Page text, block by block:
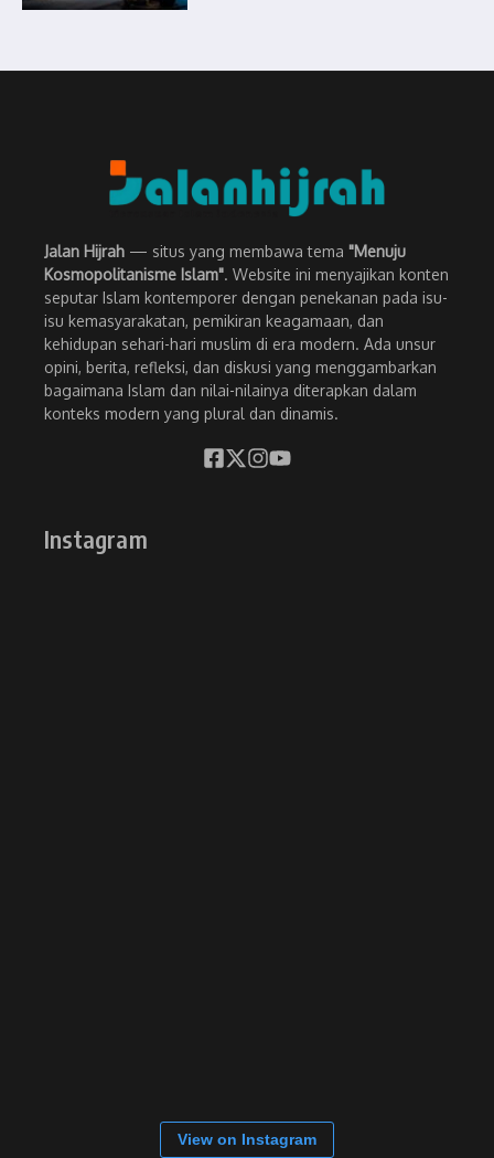
Jalan Hijrah — situs yang membawa tema "Menuju
Kosmopolitanisme Islam". Website ini menyajikan konten
seputar Islam kontemporer dengan penekanan pada isu-
isu kemasyarakatan, pemikiran keagamaan, dan
kehidupan sehari-hari muslim di era modern. Ada unsur
opini, berita, refleksi, dan diskusi yang menggambarkan
bagaimana Islam dan nilai-nilainya diterapkan dalam
konteks modern yang plural dan dinamis.
Instagram
View on Instagram